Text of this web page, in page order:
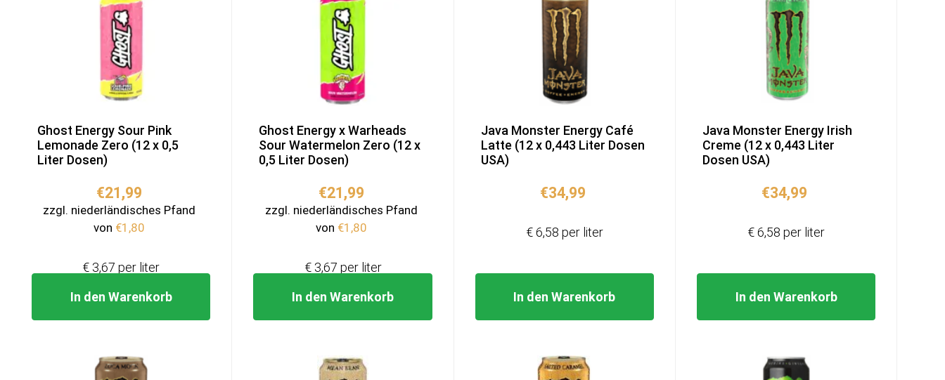
Ghost Energy Sour Pink
Lemonade Zero (12 x 0,5
Liter Dosen)
€21,99
zzgl. niederländisches Pfand
von €1,80
In den Warenkorb
€ 3,67 per liter
Ghost Energy x Warheads
Sour Watermelon Zero (12 x
0,5 Liter Dosen)
€21,99
zzgl. niederländisches Pfand
von €1,80
In den Warenkorb
€ 3,67 per liter
Java Monster Energy Café
Latte (12 x 0,443 Liter Dosen
USA)
€34,99
In den Warenkorb
€ 6,58 per liter
Java Monster Energy Irish
Creme (12 x 0,443 Liter
Dosen USA)
€34,99
In den Warenkorb
€ 6,58 per liter